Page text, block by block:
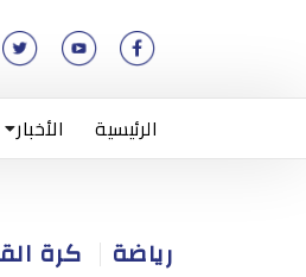
الرئيسية الأخبار
رياضة كرة